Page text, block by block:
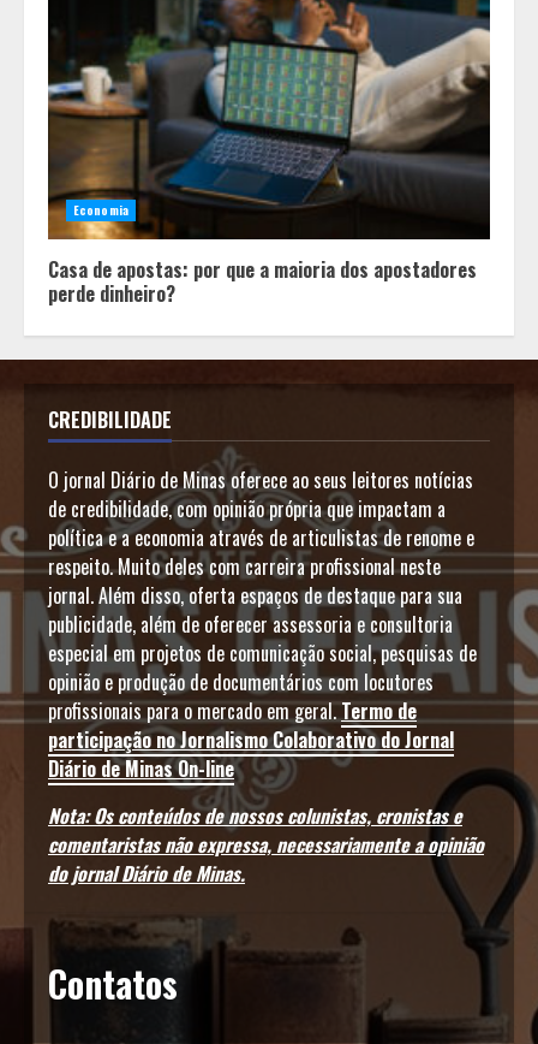
Economia
Casa de apostas: por que a maioria dos apostadores
perde dinheiro?
CREDIBILIDADE
O jornal Diário de Minas oferece ao seus leitores notícias
de credibilidade, com opinião própria que impactam a
política e a economia através de articulistas de renome e
respeito. Muito deles com carreira profissional neste
jornal. Além disso, oferta espaços de destaque para sua
publicidade, além de oferecer assessoria e consultoria
especial em projetos de comunicação social, pesquisas de
opinião e produção de documentários com locutores
profissionais para o mercado em geral.Termo de
participação no Jornalismo Colaborativo do Jornal
Diário de Minas On-line
Nota: Os conteúdos de nossos colunistas, cronistas e
comentaristas não expressa, necessariamente a opinião
do jornal Diário de Minas.
Contatos